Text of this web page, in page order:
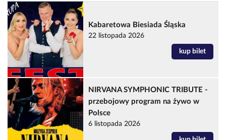
Kabaretowa Biesiada Śląska
22 listopada 2026
kup bilet
NIRVANA SYMPHONIC TRIBUTE -
przebojowy program na żywo w
Polsce
6 listopada 2026